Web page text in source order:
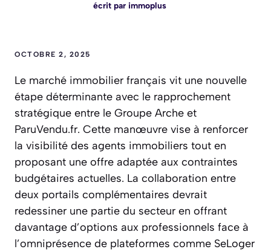
écrit par immoplus
OCTOBRE 2, 2025
Le marché immobilier français vit une nouvelle
étape déterminante avec le rapprochement
stratégique entre le Groupe Arche et
ParuVendu.fr. Cette manœuvre vise à renforcer
la visibilité des agents immobiliers tout en
proposant une offre adaptée aux contraintes
budgétaires actuelles. La collaboration entre
deux portails complémentaires devrait
redessiner une partie du secteur en offrant
davantage d’options aux professionnels face à
l’omniprésence de plateformes comme SeLoger